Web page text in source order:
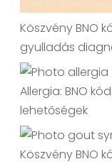
Köszvény BNO
gyulladás
Allergia: BNO
lehetőségek
Köszvény BNO